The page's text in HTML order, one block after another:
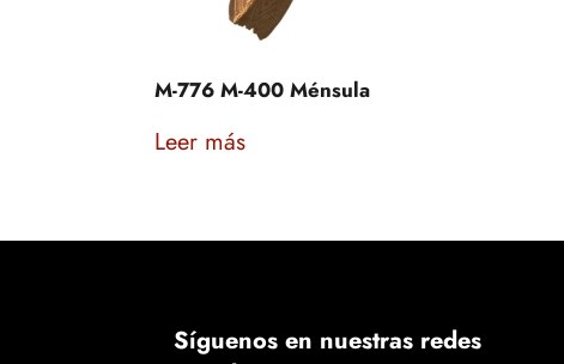
M-776 M-400 Ménsula
Leer más
Síguenos en nuestras redes